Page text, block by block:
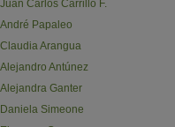
Juan Carlos Carrillo F.
André Papaleo
Claudia Arangua
Alejandro Antúnez
Alejandra Ganter
Daniela Simeone